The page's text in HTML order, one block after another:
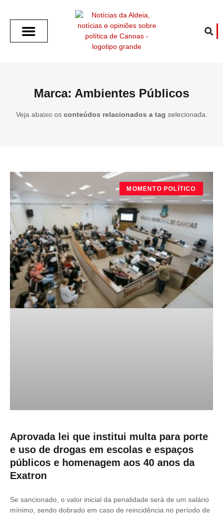
Marca: Ambientes Públicos
Veja abaixo os conteúdos relacionados a tag selecionada.
MOMENTO POLÍTICO
Aprovada lei que institui multa para porte
e uso de drogas em escolas e espaços
públicos e homenagem aos 40 anos da
Exatron
Se sancionado, o valor inicial da penalidade será de um salário
mínimo, sendo dobrado em caso de reincidência no período de